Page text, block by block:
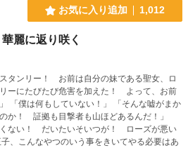
お気に入り追加 1,012
麗に返り咲く
スタンリー！ お前は自分の妹である聖女、ロ
ーにたびたび危害を加えた！ よって、お前
「僕は何もしていない！」 「そんな嘘がまか
か！ 証拠も目撃者も山ほどあるんだ！」
くない！ だいたいそいつが！ ローズが悪い
、こんなやつのいう事をきいてやる必要はあ